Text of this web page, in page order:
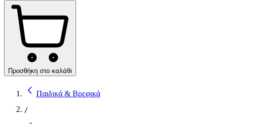
Προσθήκη στο καλάθι
Παιδικά & Βρεφικά
/